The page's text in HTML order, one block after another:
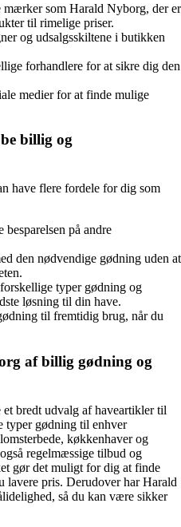
mærker som Harald Nyborg, der er
til rimelige priser.
og udsalgsskiltene i butikken
forhandlere for at sikre dig den
medier for at finde mulige
billig og
have flere fordele for dig som
besparelsen på andre
den nødvendige gødning uden at
typer gødning og
løsning til din have.
til fremtidig brug, når du
af billig gødning og
bredt udvalg af haveartikler til
typer gødning til enhver
køkkenhaver og
regelmæssige tilbud og
gør det muligt for dig at finde
lavere pris. Derudover har Harald
så du kan være sikker